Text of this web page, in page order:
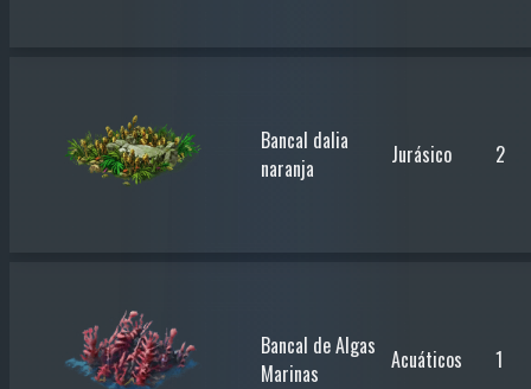
Bancal dalia
naranja
Jurásico 2
Bancal de Algas
Marinas
Acuáticos 1